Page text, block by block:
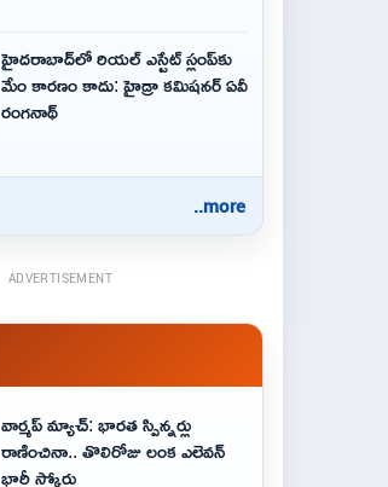
హైదరాబాద్‌లో రియల్ ఎస్టేట్ స్లంప్‌కు
మేం కారణం కాదు: హైడ్రా కమిషనర్ ఏవీ
రంగనాథ్
..more
ADVERTISEMENT
వార్మప్ మ్యాచ్: భారత స్పిన్నర్లు
రాణించినా.. తొలిరోజు లంక ఎలెవన్
భారీ స్కోరు